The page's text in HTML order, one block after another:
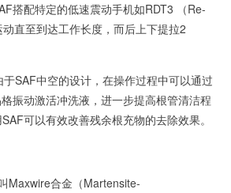
搭配特定的低速震动手机如RDT3 （Re-
直至到达工作长度，而后上下提拉2
SAF中空的设计，在操作过程中可以通过
振动激活冲洗液，进一步提高根管清洁程
可以有效改善残余根充物的去除效果。
Maxwire合金（Martensite-